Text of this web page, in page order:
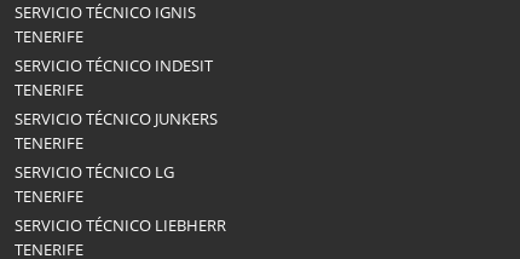
SERVICIO TÉCNICO IGNIS
TENERIFE
SERVICIO TÉCNICO INDESIT
TENERIFE
SERVICIO TÉCNICO JUNKERS
TENERIFE
SERVICIO TÉCNICO LG
TENERIFE
SERVICIO TÉCNICO LIEBHERR
TENERIFE